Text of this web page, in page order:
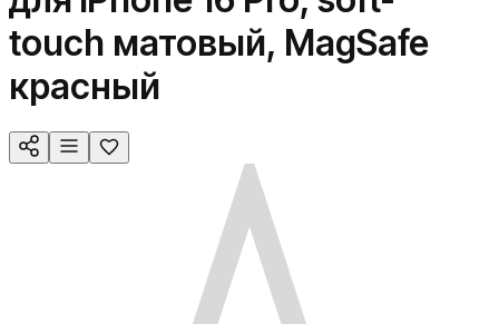
touch матовый, MagSafe
красный